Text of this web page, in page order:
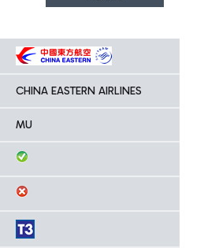
CHINA EASTERN AIRLINES
MU